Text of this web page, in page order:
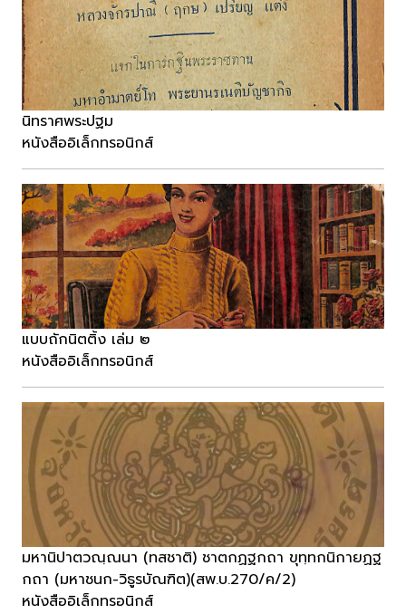
นิทราศพระปฐม
หนังสืออิเล็กทรอนิกส์
แบบถักนิตติ้ง เล่ม ๒
หนังสืออิเล็กทรอนิกส์
มหานิปาตวณฺณนา (ทสชาติ) ชาตกฏฐกถา ขุทฺทกนิกายฏฐ
กถา (มหาชนก-วิธูรบัณฑิต)(สพ.บ.270/ค/2)
หนังสืออิเล็กทรอนิกส์